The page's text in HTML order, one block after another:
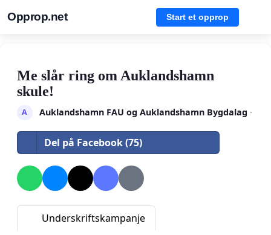
Opprop.net Start et opprop
Me slår ring om Auklandshamn
skule!
A Auklandshamn FAU og Auklandshamn Bygdalag ·
Del på Facebook (75)
Underskriftskampanje